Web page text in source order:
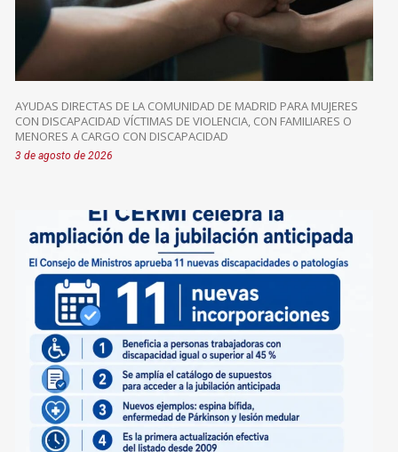
AYUDAS DIRECTAS DE LA COMUNIDAD DE MADRID PARA MUJERES
CON DISCAPACIDAD VÍCTIMAS DE VIOLENCIA, CON FAMILIARES O
MENORES A CARGO CON DISCAPACIDAD
3 de agosto de 2026